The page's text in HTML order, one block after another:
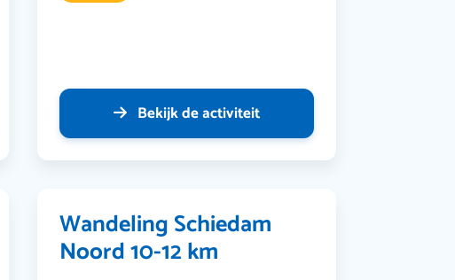
Bekijk de activiteit
Wandeling Schiedam
Noord 10-12 km